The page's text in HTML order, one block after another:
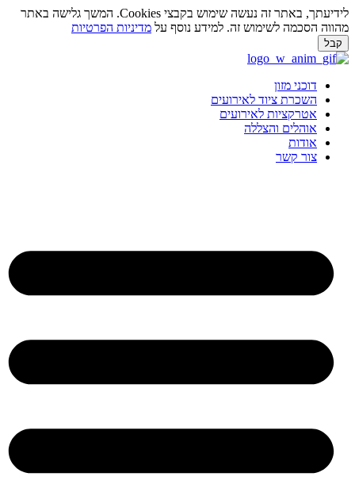
לידיעתך, באתר זה נעשה שימוש בקבצי Cookies. המשך גלישה באתר
הסכמה לשימוש זה. למידע נוסף עלמדיניות הפרטיות
קבל
דוכני מזון
השכרת ציוד לאירועים
אטרקציות לאירועים
אוהלים והצללה
אודות
צור קשר